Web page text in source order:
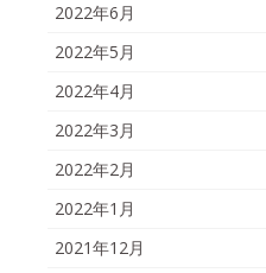
2022年6月
2022年5月
2022年4月
2022年3月
2022年2月
2022年1月
2021年12月